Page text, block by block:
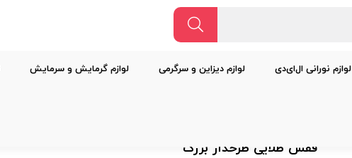
لوازم نورانی ال‌ای‌دی لوازم دیزاین و سرگرمی لوازم گرمایش و سرمایش
قفس طلایی طرحدار بزرگ